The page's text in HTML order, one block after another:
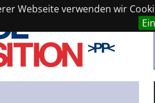
Webseite verwenden wir